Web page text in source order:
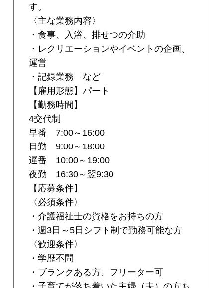
す。
〈主な業務内容〉
・食事、入浴、排せつの介助
・レクリエーションやイベントの企画、
運営
・記録業務 など
【雇用形態】パート
【勤務時間】
4交代制
早番 7:00～16:00
日勤 9:00～18:00
遅番 10:00～19:00
夜勤 16:30～翌9:30
【応募条件】
〈必須条件〉
・介護福祉士の資格をお持ちの方
・週3日～5日シフト制で勤務可能な方
〈歓迎条件〉
・学歴不問
・ブランクある方、フリーター可